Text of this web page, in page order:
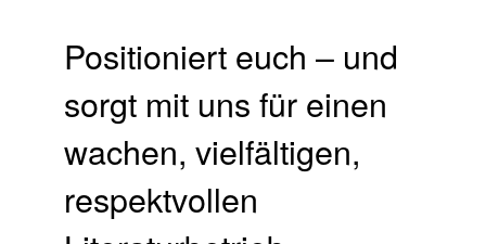
Positioniert euch – und
sorgt mit uns für einen
wachen, vielfältigen,
respektvollen